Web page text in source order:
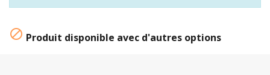
 Produit disponible avec d'autres options